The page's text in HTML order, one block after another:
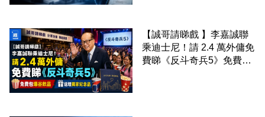
【誠哥請睇戲 】李嘉誠聯
乘迪士尼！請 2.4 萬外傭免
費睇《反斗奇兵5》免費包